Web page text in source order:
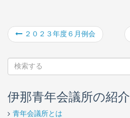
２０２３年度６月例会
伊那青年会議所の紹介
青年会議所とは